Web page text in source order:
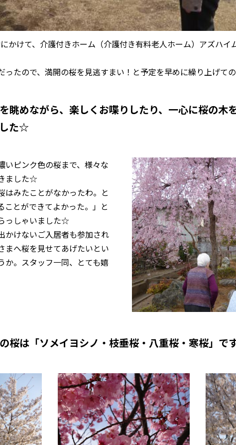
かけて、介護付きホーム（介護付き有料老人ホーム）アズハイ
ったので、満開の桜を見逃すまい！と予定を早めに繰り上げて
眺めながら、楽しくお喋りしたり、一心に桜の木
た☆
いピンク色の桜まで、様々な
ました☆
はみたことがなかったわ。と
ことができてよかった。」と
っしゃいました☆
かけないご入居者も参加され
まへ桜を見せてあげたいとい
か。スタッフ一同、とても嬉
桜は「ソメイヨシノ・枝垂桜・八重桜・寒桜」です